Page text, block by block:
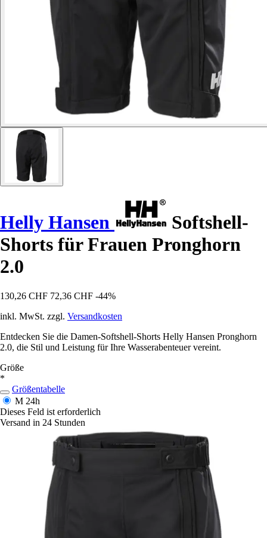
Helly Hansen
Softshell-
Shorts für Frauen Pronghorn
2.0
130,26 CHF 72,36 CHF -44%
inkl. MwSt. zzgl. Versandkosten
Entdecken Sie die Damen-Softshell-Shorts Helly Hansen Pronghorn
2.0, die Stil und Leistung für Ihre Wasserabenteuer vereint.
Größe
*
Größentabelle
M 24h
Dieses Feld ist erforderlich
Versand in 24 Stunden